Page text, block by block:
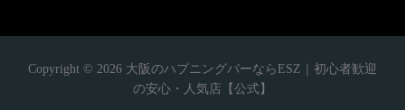
Copyright © 2026 大阪のハプニングバーならESZ｜初心者歓迎
の安心・人気店【公式】